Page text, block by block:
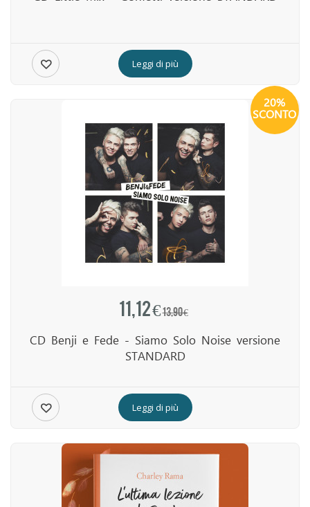
Leggi di più
11,12 €13,90 €
20%
SCONTO
CD Benji e Fede - Siamo Solo Noise versione
STANDARD
Leggi di più